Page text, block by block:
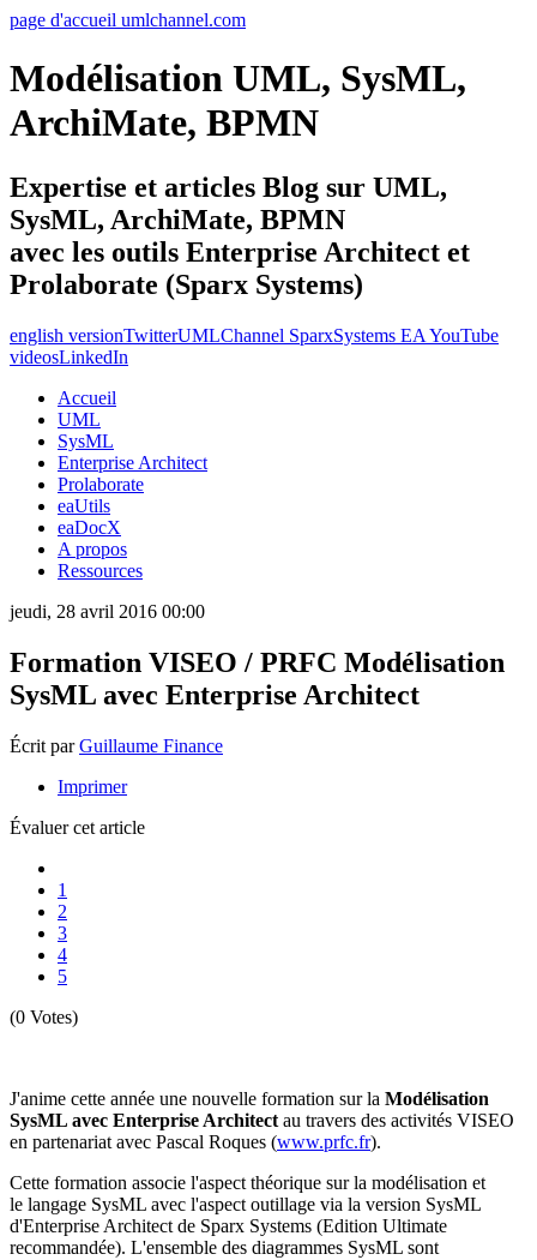
page d'accueil umlchannel.com
Modélisation UML, SysML,
ArchiMate, BPMN
Expertise et articles Blog sur UML,
SysML, ArchiMate, BPMN
avec les outils Enterprise Architect et
Prolaborate (Sparx Systems)
english versionTwitterUMLChannel SparxSystems EA YouTube
videosLinkedIn
Accueil
UML
SysML
Enterprise Architect
Prolaborate
eaUtils
eaDocX
A propos
Ressources
jeudi, 28 avril 2016 00:00
Formation VISEO / PRFC Modélisation
SysML avec Enterprise Architect
Écrit parGuillaume Finance
Imprimer
Évaluer cet article
1
2
3
4
5
(0 Votes)
J'anime cette année une nouvelle formation sur la Modélisation
SysML avec Enterprise Architect au travers des activités VISEO
en partenariat avec Pascal Roques (www.prfc.fr).
Cette formation associe l'aspect théorique sur la modélisation et
le langage SysML avec l'aspect outillage via la version SysML
d'Enterprise Architect de Sparx Systems (Edition Ultimate
recommandée). L'ensemble des diagrammes SysML sont